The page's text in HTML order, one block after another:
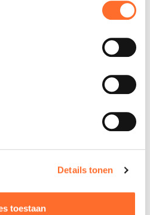
Details tonen
toestaan
hebt, download dan hier
app en volg de tutorial om
om uw
stellen en de garantie te